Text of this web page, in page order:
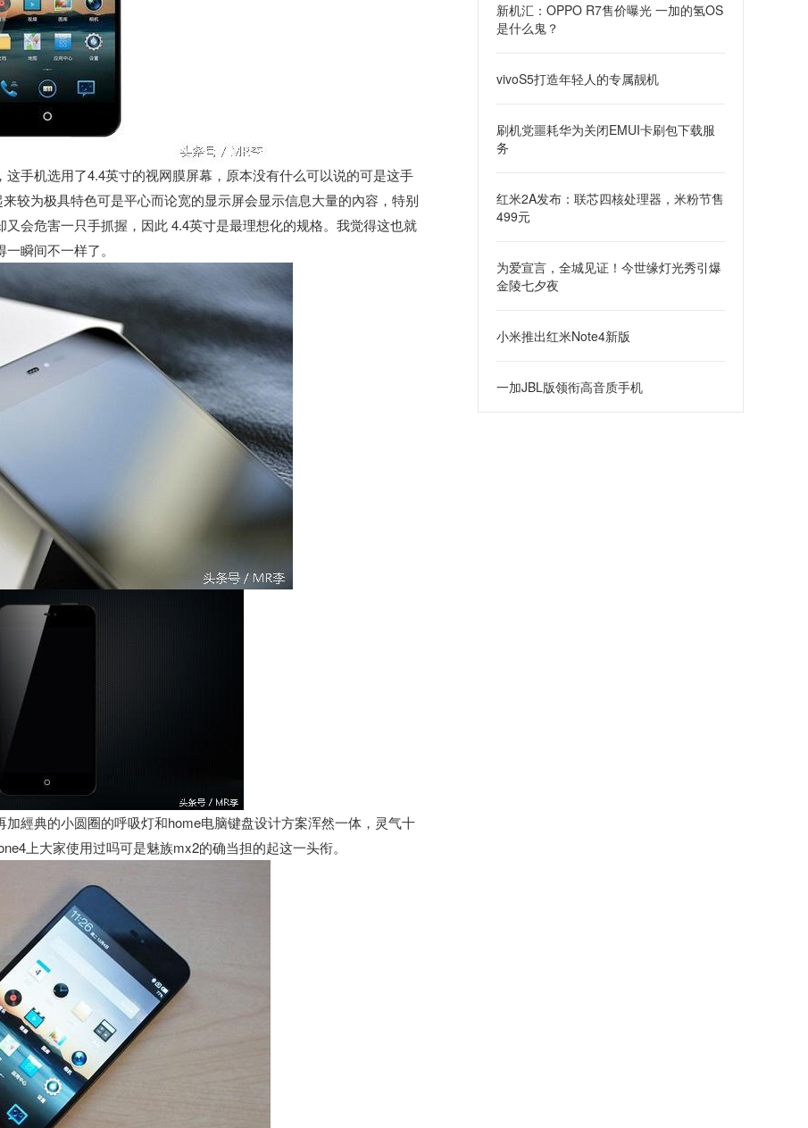
手机选用了4.4英寸的视网膜屏幕，原本没有什么可以说的可是这手
较为极具特色可是平心而论宽的显示屏会显示信息大量的內容，特别
会危害一只手抓握，因此 4.4英寸是最理想化的规格。我觉得这也就
瞬间不一样了。
經典的小圆圈的呼吸灯和home电脑键盘设计方案浑然一体，灵气十
上大家使用过吗可是魅族mx2的确当担的起这一头衔。
新机汇：OPPO R7售价曝光 一加的氢OS
是什么鬼？
vivoS5打造年轻人的专属靓机
刷机党噩耗华为关闭EMUI卡刷包下载服
务
红米2A发布：联芯四核处理器，米粉节售
499元
为爱宣言，全城见证！今世缘灯光秀引爆
金陵七夕夜
小米推出红米Note4新版
一加JBL版领衔高音质手机